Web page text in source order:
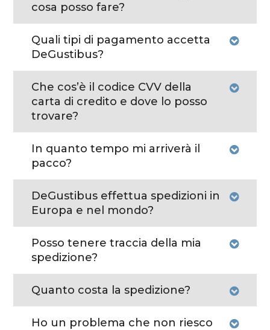
cosa posso fare?
Quali tipi di pagamento accetta
DeGustibus?
Che cos’è il codice CVV della
carta di credito e dove lo posso
trovare?
In quanto tempo mi arriverà il
pacco?
DeGustibus effettua spedizioni in
Europa e nel mondo?
Posso tenere traccia della mia
spedizione?
Quanto costa la spedizione?
Ho un problema che non riesco